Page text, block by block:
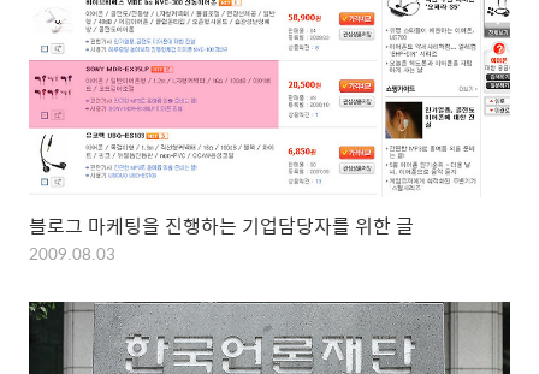
블로그 마케팅을 진행하는 기업담당자를 위한 글
2009.08.03